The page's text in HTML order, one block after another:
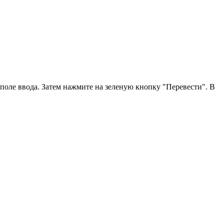
ввода. Затем нажмите на зеленую кнопку "Перевести". В